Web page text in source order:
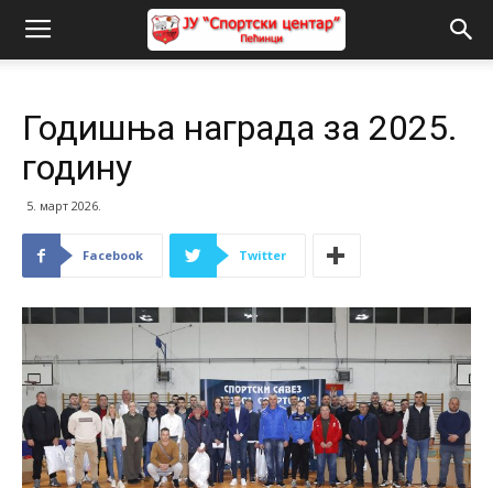
Годишња награда за 2025.
годину
5. март 2026.
Facebook Twitter